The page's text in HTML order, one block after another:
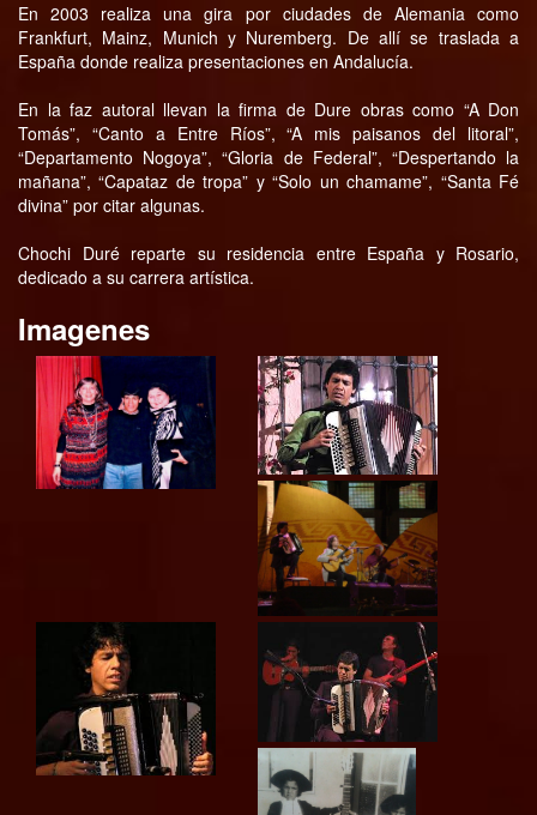
En 2003 realiza una gira por ciudades de Alemania como
Frankfurt, Mainz, Munich y Nuremberg. De allí se traslada a
España donde realiza presentaciones en Andalucía.
En la faz autoral llevan la firma de Dure obras como “A Don
Tomás”, “Canto a Entre Ríos”, “A mis paisanos del litoral”,
“Departamento Nogoya”, “Gloria de Federal”, “Despertando la
mañana”, “Capataz de tropa” y “Solo un chamame”, “Santa Fé
divina” por citar algunas.
Chochi Duré reparte su residencia entre España y Rosario,
dedicado a su carrera artística.
Imagenes